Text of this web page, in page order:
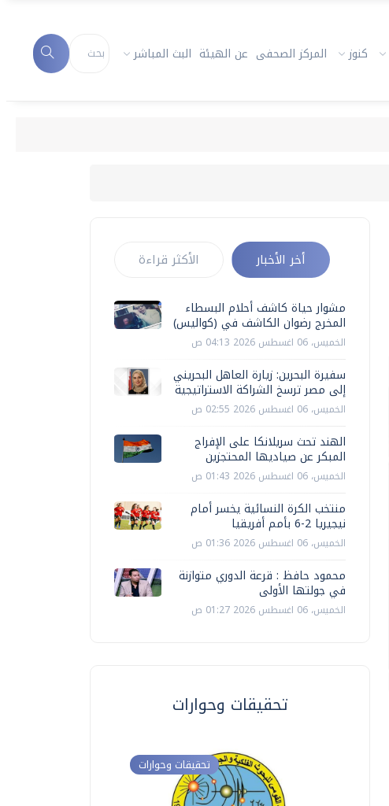
كنوز المركز الصحفى عن الهيئة البث المباشر
أخر الأخبار الأكثر قراءة
مشوار حياة كاشف أحلام البسطاء
المخرج رضوان الكاشف في (كواليس)
الخميس، 06 اغسطس 2026 04:13 ص
سفيرة البحرين: زيارة العاهل البحريني
إلى مصر ترسخ الشراكة الاستراتيجية
الخميس، 06 اغسطس 2026 02:55 ص
الهند تحث سريلانكا على الإفراج
المبكر عن صياديها المحتجزين
الخميس، 06 اغسطس 2026 01:43 ص
منتخب الكرة النسائية يخسر أمام
نيجيريا 2-6 بأمم أفريقيا
الخميس، 06 اغسطس 2026 01:36 ص
محمود حافظ : قرعة الدوري متوازنة
في جولتها الأولى
الخميس، 06 اغسطس 2026 01:27 ص
تحقيقات وحوارات
تحقيقات وحوارات